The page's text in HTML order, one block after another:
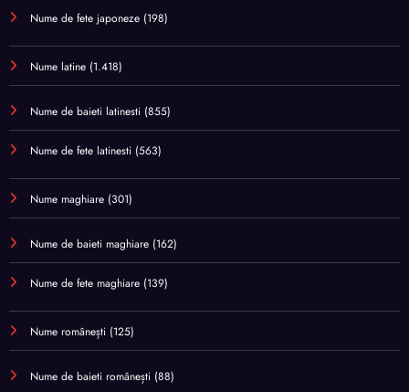
Nume de fete japoneze (198)
Nume latine (1.418)
Nume de baieti latinesti (855)
Nume de fete latinesti (563)
Nume maghiare (301)
Nume de baieti maghiare (162)
Nume de fete maghiare (139)
Nume românești (125)
Nume de baieti românești (88)